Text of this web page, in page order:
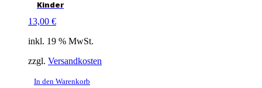
Kinder
13,00 €
inkl. 19 % MwSt.
zzgl. Versandkosten
In den Warenkorb